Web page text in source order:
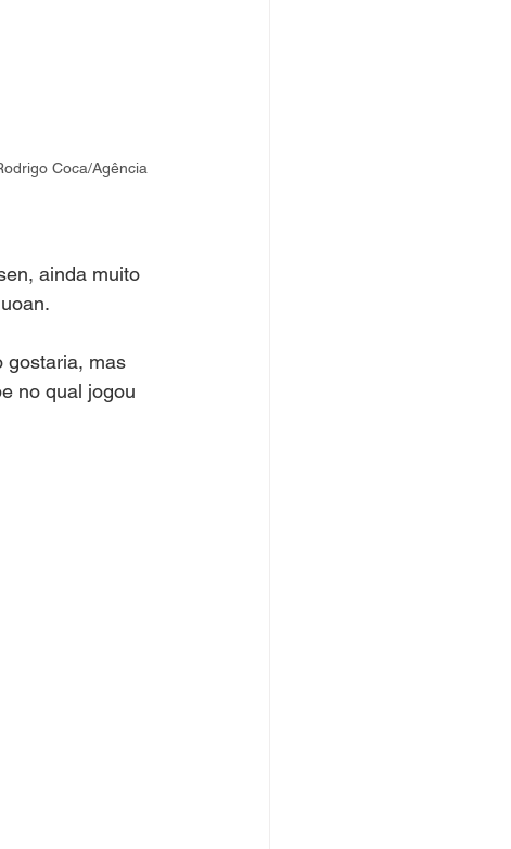
Coca/Agência
ainda muito
gostaria, mas
no qual jogou